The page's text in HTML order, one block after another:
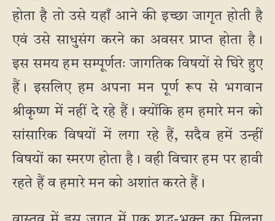
होता है तो उसे यहाँ आने की इच्छा जागृत होती है
एवं उसे साधुसंग करने का अवसर प्राप्त होता है।
इस समय हम सम्पूर्णतः जागतिक विषयों से घिरे हुए
हैं। इसलिए हम अपना मन पूर्ण रूप से भगवान
श्रीकृष्ण में नहीं दे रहे हैं। क्योंकि हम हमारे मन को
सांसारिक विषयों में लगा रहे हैं, सदैव हमें उन्हीं
विषयों का स्मरण होता है। वही विचार हम पर हावी
रहते हैं व हमारे मन को अशांत करते हैं।